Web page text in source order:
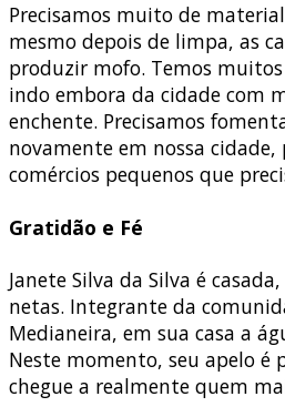
Precisamos muito de
mesmo depois de limpa, as
produzir mofo. Temos
indo embora da cidade com
enchente. Precisamos
novamente em nossa
comércios pequenos que
Gratidão e Fé
Janete Silva da Silva é
netas. Integrante da
Medianeira, em sua casa a
Neste momento, seu apelo é
chegue a realmente quem